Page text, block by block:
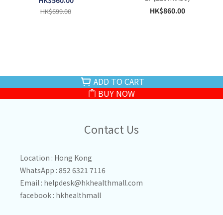
HK$699.00
HK$860.00
ADD TO CART
BUY NOW
Contact Us
Location : Hong Kong
WhatsApp : 852 6321 7116
Email : helpdesk@hkhealthmall.com
facebook : hkhealthmall